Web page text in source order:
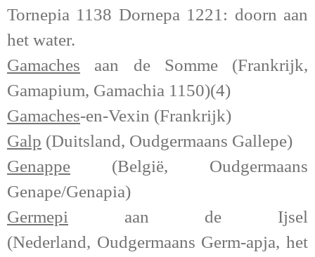
Tornepia 1138 Dornepa 1221: doorn aan
het water.
Gamaches aan de Somme (Frankrijk,
Gamapium, Gamachia 1150)(4)
Gamaches-en-Vexin (Frankrijk)
Galp (Duitsland, Oudgermaans Gallepe)
Genappe (België, Oudgermaans
Genape/Genapia)
Germepi aan de Ijsel
(Nederland, Oudgermaans Germ-apja,het